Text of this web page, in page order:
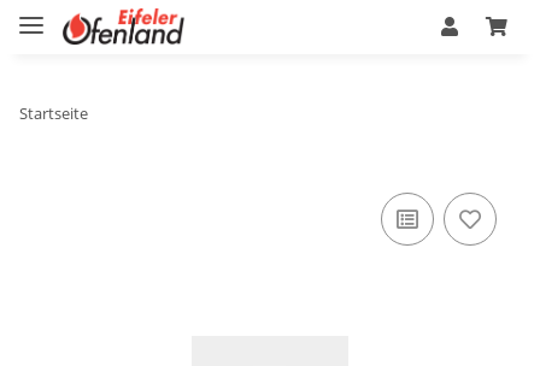
Startseite